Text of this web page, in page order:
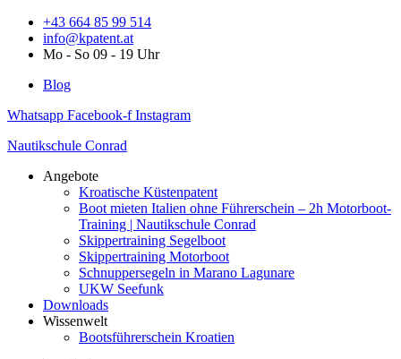
Zum
Inhalt
springen
+43 664 85 99 514
info@kpatent.at
Mo - So 09 - 19 Uhr
Blog
Whatsapp Facebook-f Instagram
Nautikschule Conrad
Angebote
Kroatische Küstenpatent
Boot mieten Italien ohne Führerschein – 2h Motorboot-
Training | Nautikschule Conrad
Skippertraining Segelboot
Skippertraining Motorboot
Schnuppersegeln in Marano Lagunare
UKW Seefunk
Downloads
Wissenwelt
Bootsführerschein Kroatien